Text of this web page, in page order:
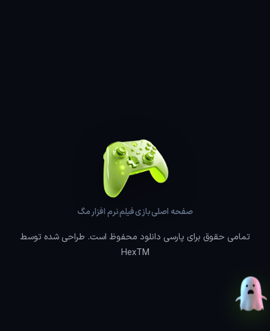
تمامی حقوق برای پارسی دانلود محفوظ است. طراحی شده توسط
HexTM
صفحه اصلیبازیفیلمنرم افزارمگ